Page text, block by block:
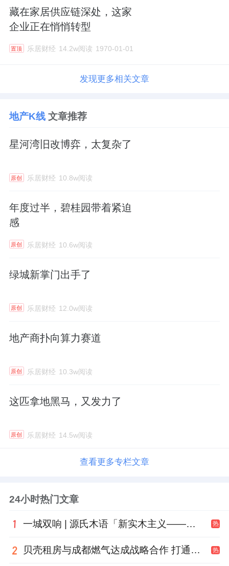
藏在家居供应链深处，这家
企业正在悄悄转型
置顶 乐居财经 14.2w阅读 1970-01-01
发现更多相关文章
地产K线文章推荐
星河湾旧改博弈，太复杂了
原创 乐居财经 10.8w阅读
年度过半，碧桂园带着紧迫
感
原创 乐居财经 10.6w阅读
绿城新掌门出手了
原创 乐居财经 12.0w阅读
地产商扑向算力赛道
原创 乐居财经 10.3w阅读
这匹拿地黑马，又发力了
原创 乐居财经 14.5w阅读
查看更多专栏文章
24小时热门文章
一城双响 | 源氏木语「新实木主义——黑标生活提案」发布会落地天津，黑标旗舰店盛大启幕 热
贝壳租房与成都燃气达成战略合作 打通安全巡检“最后一米” 热